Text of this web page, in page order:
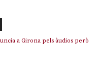
a Girona pels àudios però